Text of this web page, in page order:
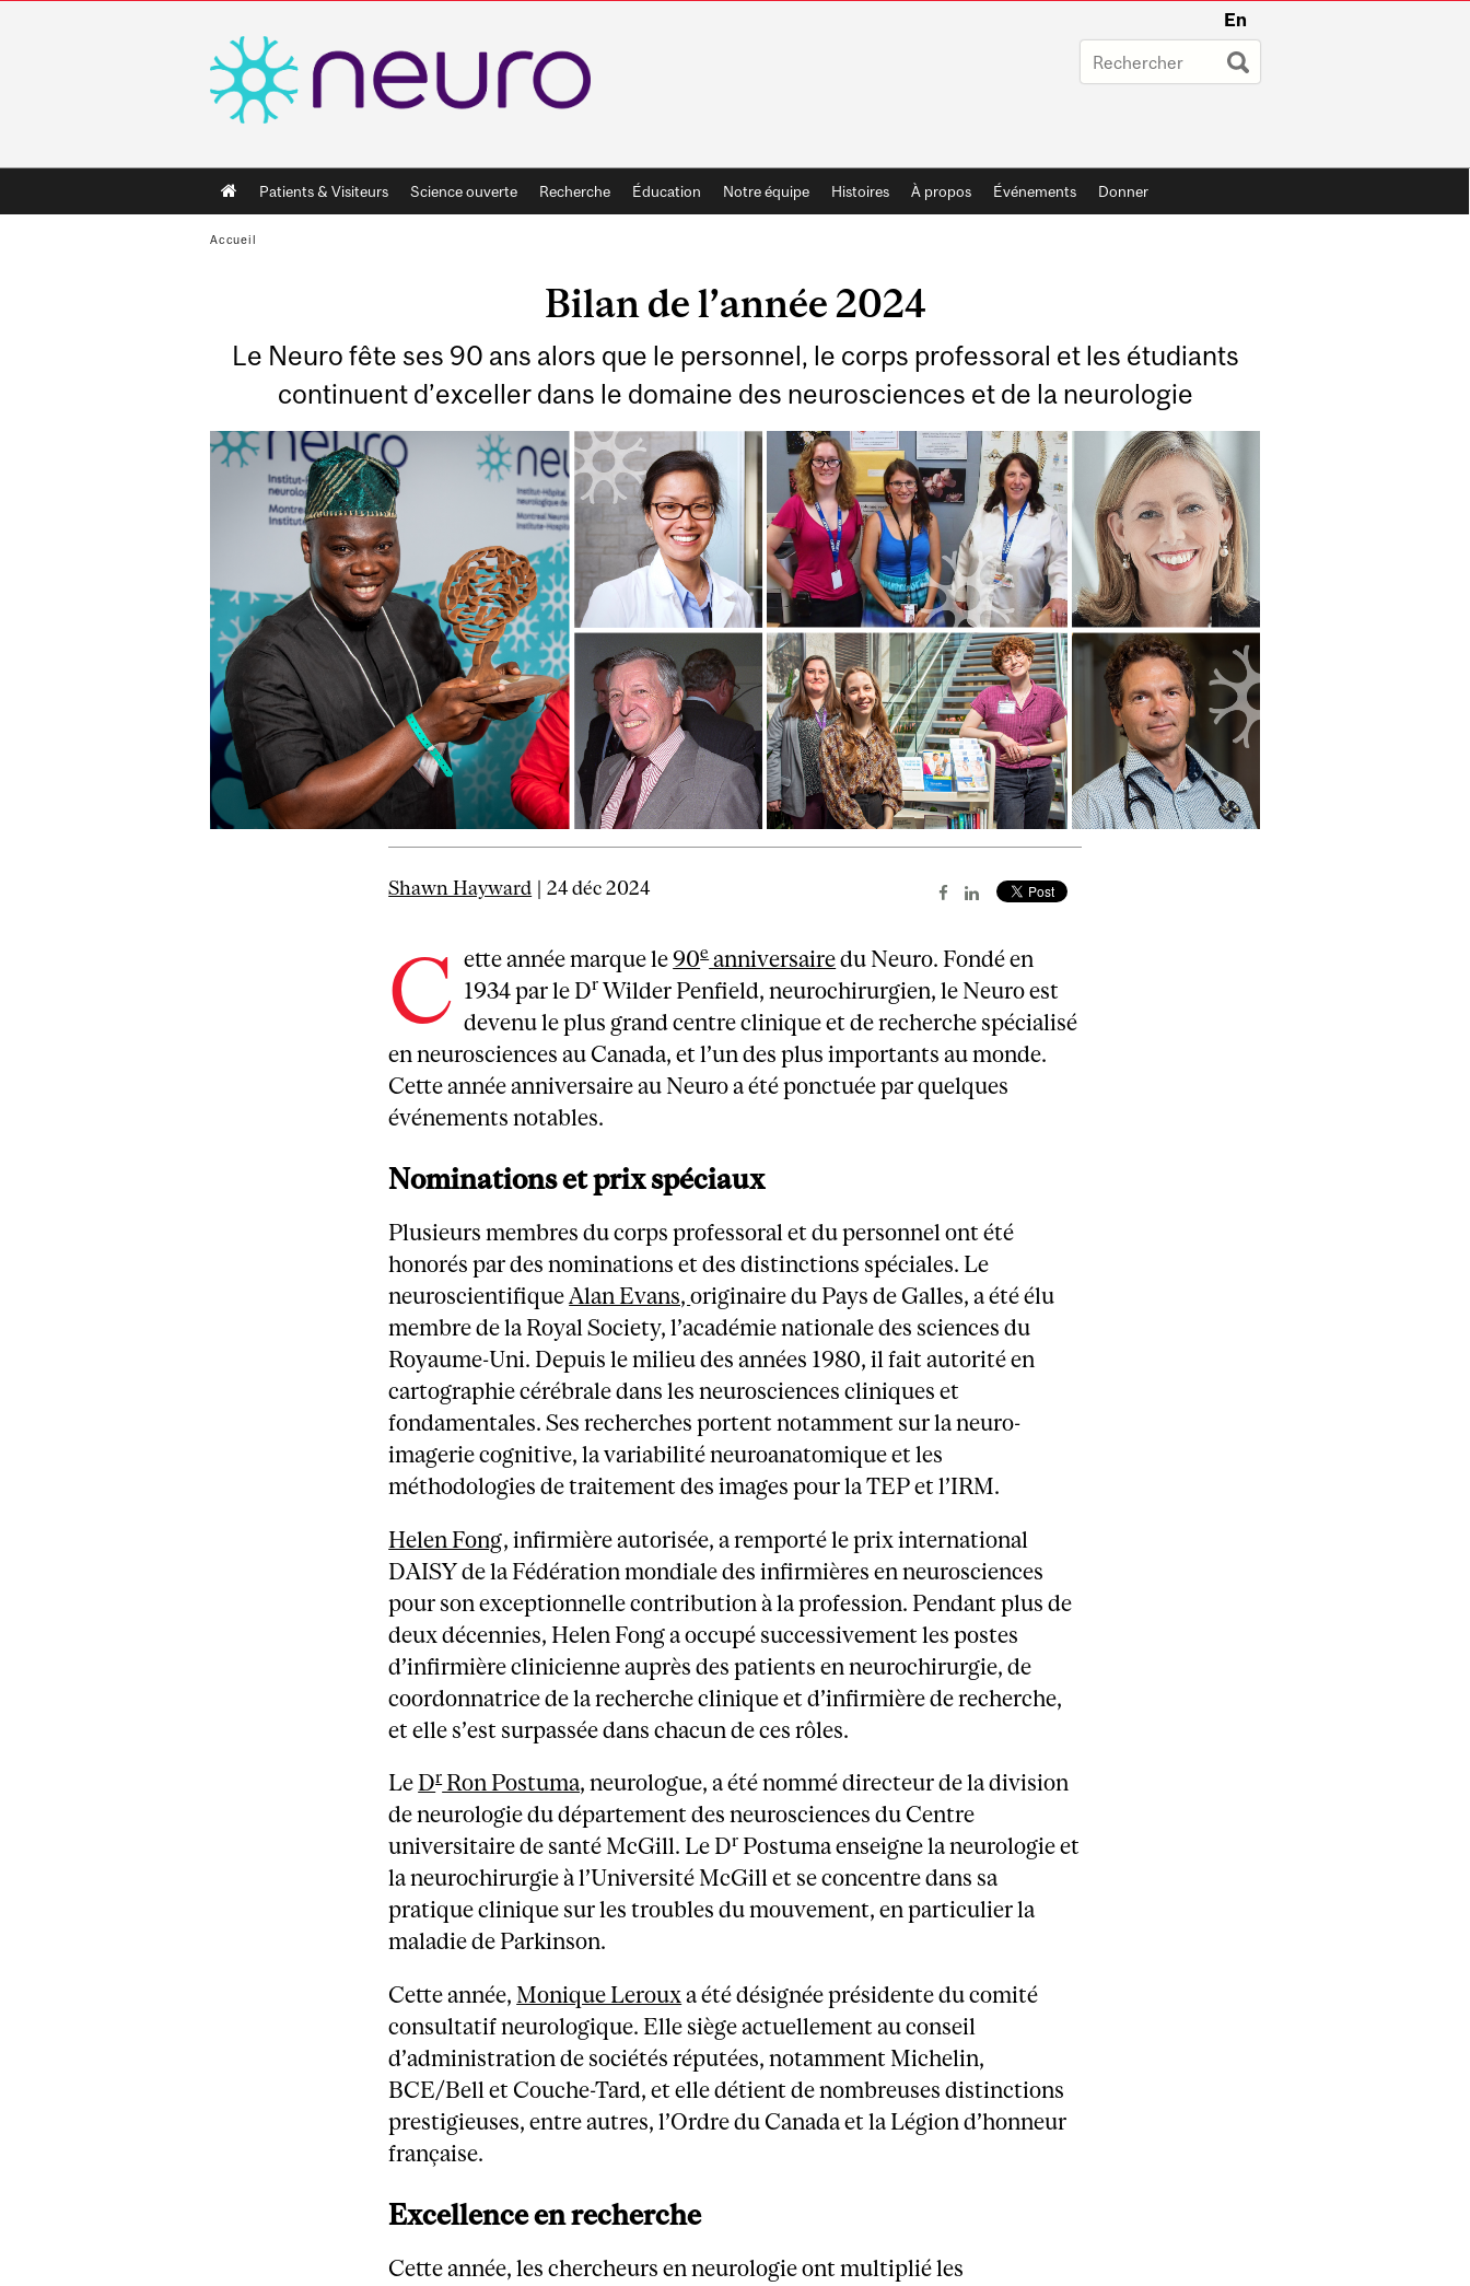
En
Main
navigation
Patients & Visiteurs Science ouverte Recherche Éducation Notre équipe Histoires À propos Événements Donner
Accueil
Bilan de l’année 2024
Le Neuro fête ses 90 ans alors que le personnel, le corps professoral et les étudiants
continuent d’exceller dans le domaine des neurosciences et de la neurologie
Shawn Hayward | 24 déc 2024
C ette année marque le90eanniversairedu Neuro. Fondé en
1934 par le DrWilder Penfield, neurochirurgien, le Neuro est
devenu le plus grand centre clinique et de recherche spécialisé
en neurosciences au Canada, et l’un des plus importants au monde.
Cette année anniversaire au Neuro a été ponctuée par quelques
événements notables.
Nominations et prix spéciaux
Plusieurs membres du corps professoral et du personnel ont été
honorés par des nominations et des distinctions spéciales. Le
neuroscientifique Alan Evans,originaire du Pays de Galles, a été élu
membre de la Royal Society, l’académie nationale des sciences du
Royaume-Uni. Depuis le milieu des années 1980, il fait autorité en
cartographie cérébrale dans les neurosciences cliniques et
fondamentales. Ses recherches portent notamment sur la neuro-
imagerie cognitive, la variabilité neuroanatomique et les
méthodologies de traitement des images pour la TEP et l’IRM.
Helen Fong, infirmière autorisée, a remporté le prix international
DAISY de la Fédération mondiale des infirmières en neurosciences
pour son exceptionnelle contribution à la profession. Pendant plus de
deux décennies, Helen Fong a occupé successivement les postes
d’infirmière clinicienne auprès des patients en neurochirurgie, de
coordonnatrice de la recherche clinique et d’infirmière de recherche,
et elle s’est surpassée dans chacun de ces rôles.
Le DrRon Postuma, neurologue, a été nommé directeur de la division
de neurologie du département des neurosciences du Centre
universitaire de santé McGill. Le Dr Postuma enseigne la neurologie et
la neurochirurgie à l’Université McGill et se concentre dans sa
pratique clinique sur les troubles du mouvement, en particulier la
maladie de Parkinson.
Cette année, Monique Lerouxa été désignée présidente du comité
consultatif neurologique. Elle siège actuellement au conseil
d’administration de sociétés réputées, notamment Michelin,
BCE/Bell et Couche-Tard, et elle détient de nombreuses distinctions
prestigieuses, entre autres, l’Ordre du Canada et la Légion d’honneur
française.
Excellence en recherche
Cette année, les chercheurs en neurologie ont multiplié les